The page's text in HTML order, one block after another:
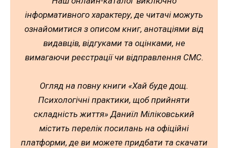
інформативного характеру, де читачі можуть
ознайомитися з описом книг, анотаціями від
видавців, відгуками та оцінками, не
вимагаючи реєстрації чи відправлення СМС.
Огляд на повну книги «Хай буде дощ.
Психологічні практики, щоб прийняти
складність життя» Даниїл Міліковський
містить перелік посилань на офіційні
платформи, де ви можете придбати та скачати